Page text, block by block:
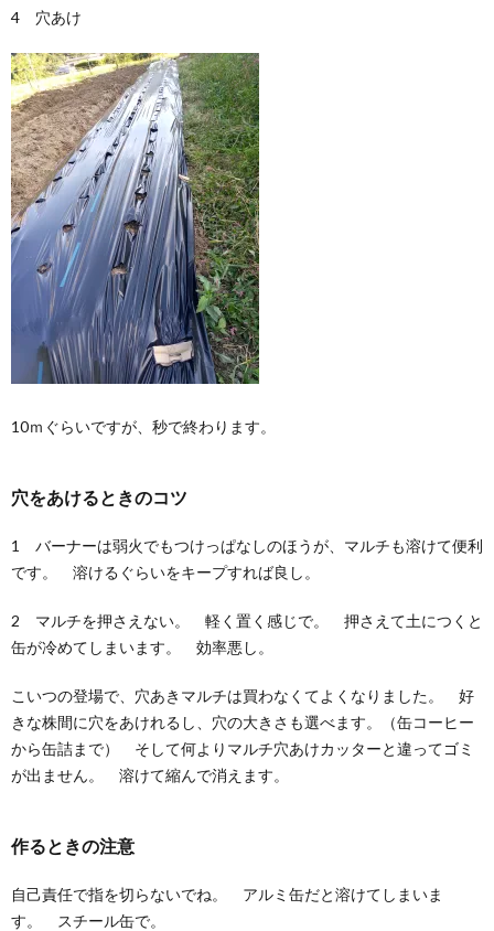
4 穴あけ
10ｍぐらいですが、秒で終わります。
穴をあけるときのコツ
1 バーナーは弱火でもつけっぱなしのほうが、マルチも溶けて便利
です。 溶けるぐらいをキープすれば良し。
2 マルチを押さえない。 軽く置く感じで。 押さえて土につくと
缶が冷めてしまいます。 効率悪し。
こいつの登場で、穴あきマルチは買わなくてよくなりました。 好
きな株間に穴をあけれるし、穴の大きさも選べます。（缶コーヒー
から缶詰まで） そして何よりマルチ穴あけカッターと違ってゴミ
が出ません。 溶けて縮んで消えます。
作るときの注意
自己責任で指を切らないでね。 アルミ缶だと溶けてしまいま
す。 スチール缶で。